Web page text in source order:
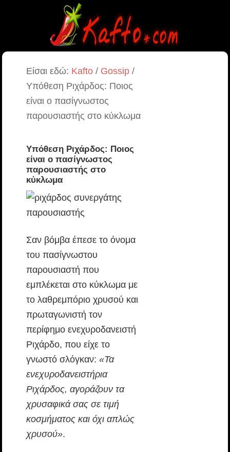
Είσαι εδώ: Kafto/ Gossip/
Υπόθεση Ριχάρδος: Ποιος
είναι ο πασίγνωστος
παρουσιαστής στο κύκλωμα
Υπόθεση Ριχάρδος: Ποιος
είναι ο πασίγνωστος
παρουσιαστής στο
κύκλωμα
Σαν βόμβα έπεσε το όνομα
του πασίγνωστου
παρουσιαστή που
εμπλέκεται στο κύκλωμα με
το λαθρεμπόριο χρυσού και
πρωταγωνιστή τον
περίφημο ενεχυροδανειστή
Ριχάρδο, που είχε το
γνωστό σλόγκαν: «Τα
ενεχυροδανειστήρια
Ριχάρδος, αγοράζουν τα
χρυσαφικά σας σε τιμή
κοσμήματος και όχι απλώς
χρυσού».